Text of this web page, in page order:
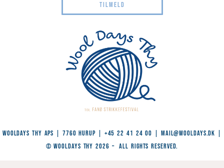
TILMELD
WoolDays Thy ApS | 7760 Hurup | +45 22 41 24 00 | Mail@wooldays.dk
© WoolDays Thy 2026 – All Rights Reserved.